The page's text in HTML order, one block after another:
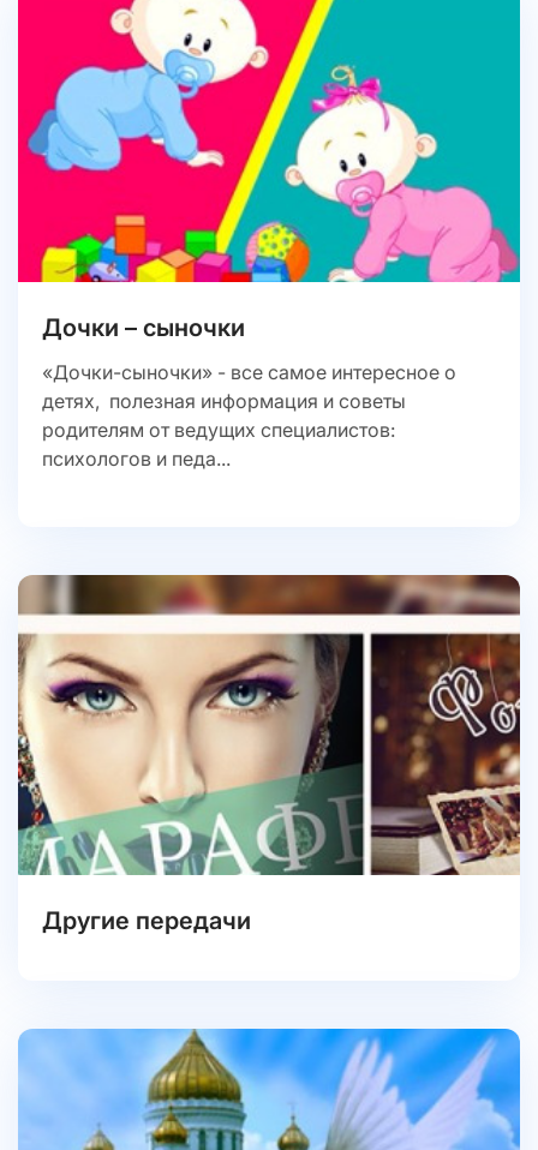
Дочки – сыночки
«Дочки-сыночки» - все самое интересное о
детях, полезная информация и советы
родителям от ведущих специалистов:
психологов и педа...
Другие передачи